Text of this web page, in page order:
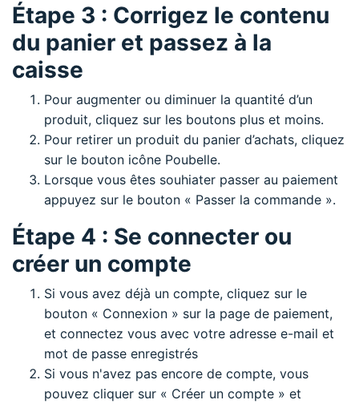
Étape 3 : Corrigez le contenu
du panier et passez à la
caisse
Pour augmenter ou diminuer la quantité d’un
produit, cliquez sur les boutons plus et moins.
Pour retirer un produit du panier d’achats, cliquez
sur le bouton icône Poubelle.
Lorsque vous êtes souhiater passer au paiement
appuyez sur le bouton « Passer la commande ».
Étape 4 : Se connecter ou
créer un compte
Si vous avez déjà un compte, cliquez sur le
bouton « Connexion » sur la page de paiement,
et connectez vous avec votre adresse e-mail et
mot de passe enregistrés
Si vous n'avez pas encore de compte, vous
pouvez cliquer sur « Créer un compte » et